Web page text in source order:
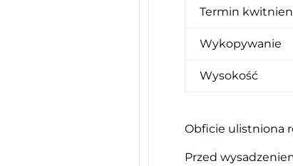
Termin
Wykopywanie
Wysokość
Obficie ulistniona
Przed